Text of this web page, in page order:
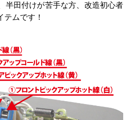
半田付けが苦手な方、改造初心者
ムです！